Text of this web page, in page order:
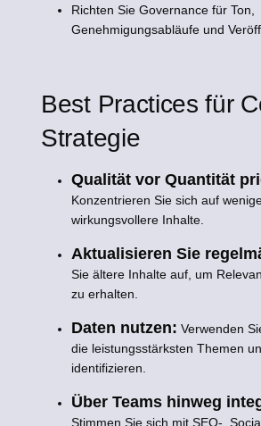
Richten Sie Governance für Ton,
Genehmigungsabläufe und
Best Practices für
Strategie
Qualität vor Quantität
Konzentrieren Sie sich auf
wirkungsvollere Inhalte.
Aktualisieren Sie
Sie ältere Inhalte auf, um
zu erhalten.
Daten nutzen: Verwenden
die leistungsstärksten Themen
identifizieren.
Über Teams hinweg
Stimmen Sie sich mit SEO-,